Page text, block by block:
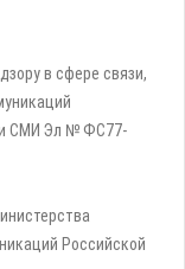
в сфере связи,
СМИ Эл № ФС77-
Российской